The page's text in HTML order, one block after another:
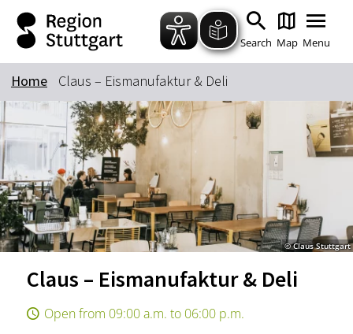
Zum Hauptinhalt springen
Zur Suche springen
Zur Hauptnavigation
Zum Footer springen
Search Map Menu
Keyword
Home Claus – Eismanufaktur & Deli
© Claus Stuttgart
Claus – Eismanufaktur & Deli
Open from 09:00 a.m. to 06:00 p.m.